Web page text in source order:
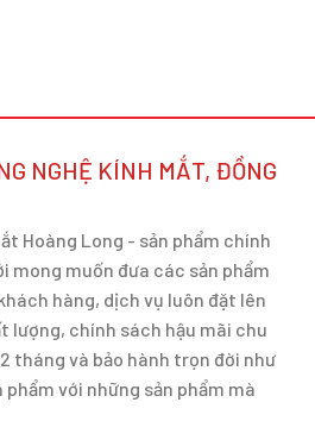
NGHỆ KÍNH MẮT, ĐỒNG
Hoàng Long - sản phẩm chính
mong muốn đưa các sản phẩm
hàng, dịch vụ luôn đặt lên
lượng, chính sách hậu mãi chu
tháng và bảo hành trọn đời như
với những sản phẩm mà